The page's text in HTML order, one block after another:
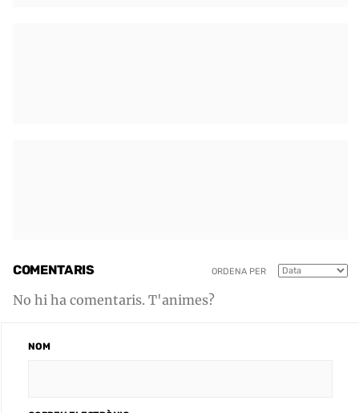
COMENTARIS ORDENA PER
No hi ha comentaris. T'animes?
NOM